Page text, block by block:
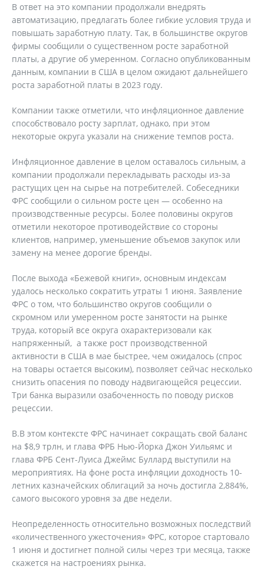
В ответ на это компании продолжали внедрять
автоматизацию, предлагать более гибкие условия труда и
повышать заработную плату. Так, в большинстве округов
фирмы сообщили о существенном росте заработной
платы, а другие об умеренном. Согласно опубликованным
данным, компании в США в целом ожидают дальнейшего
роста заработной платы в 2023 году.
Компании также отметили, что инфляционное давление
способствовало росту зарплат, однако, при этом
некоторые округа указали на снижение темпов роста.
Инфляционное давление в целом оставалось сильным, а
компании продолжали перекладывать расходы из-за
растущих цен на сырье на потребителей. Собеседники
ФРС сообщили о сильном росте цен — особенно на
производственные ресурсы. Более половины округов
отметили некоторое противодействие со стороны
клиентов, например, уменьшение объемов закупок или
замену на менее дорогие бренды.
После выхода «Бежевой книги», основным индексам
удалось несколько сократить утраты 1 июня. Заявление
ФРС о том, что большинство округов сообщили о
скромном или умеренном росте занятости на рынке
труда, который все округа охарактеризовали как
напряженный, а также рост производственной
активности в США в мае быстрее, чем ожидалось (спрос
на товары остается высоким), позволяет сейчас несколько
снизить опасения по поводу надвигающейся рецессии.
Три банка выразили озабоченность по поводу рисков
рецессии.
В.В этом контексте ФРС начинает сокращать свой баланс
на $8,9 трлн, и глава ФРБ Нью-Йорка Джон Уильямс и
глава ФРБ Сент-Луиса Джеймс Буллард выступили на
мероприятиях. На фоне роста инфляции доходность 10-
летних казначейских облигаций за ночь достигла 2,884%,
самого высокого уровня за две недели.
Неопределенность относительно возможных последствий
«количественного ужесточения» ФРС, которое стартовало
1 июня и достигнет полной силы через три месяца, также
скажется на настроениях рынка.